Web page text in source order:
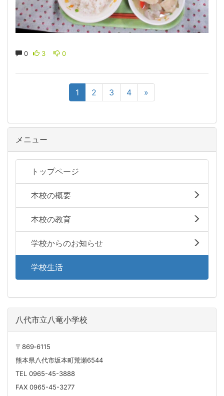
0 3 0
1 2 3 4 »
メニュー
トップページ
本校の概要
本校の教育
学校からのお知らせ
学校生活
八代市立八竜小学校
〒869‐6115
熊本県八代市坂本町荒瀬6544
TEL 0965-45-3888
FAX 0965-45-3277